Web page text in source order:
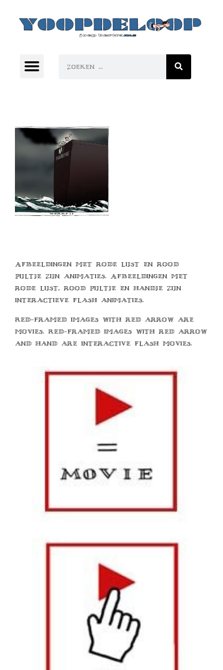
Afbeeldingen met rode lijst en rood
pijltje zijn animaties. Afbeeldingen met
rode lijst, rood pijltje en handje zijn
interactieve flash animaties.
Red-framed images with red arrow are
movies. Red-framed images with red arrow
and hand are interactive flash movies.